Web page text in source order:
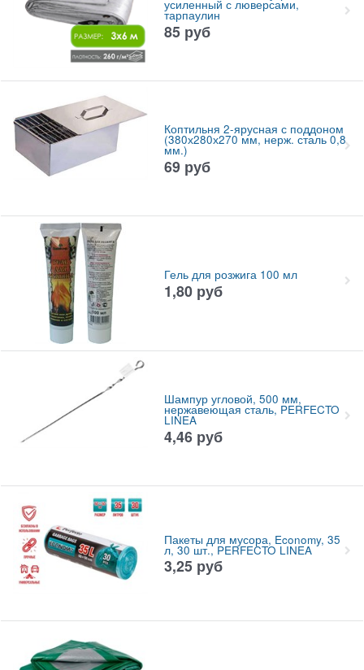
усиленный с люверсами,
тарпаулин
85 руб
Коптильня 2-ярусная с поддоном
(380х280х270 мм, нерж. сталь 0,8
мм.)
69 руб
Гель для розжига 100 мл
1,80 руб
Шампур угловой, 500 мм,
нержавеющая сталь, PERFECTO
LINEA
4,46 руб
Пакеты для мусора, Economy, 35
л, 30 шт., PERFECTO LINEA
3,25 руб